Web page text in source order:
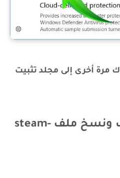
مرة أخرى إلى مجلد تثبيت
3- قم بتنزيل الملف ونسخ ملف steam-